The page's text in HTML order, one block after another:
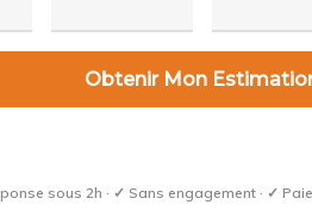
sous 2h · ✓ Sans engagement · ✓